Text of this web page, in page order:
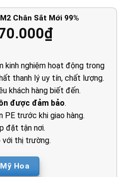
Chân Sắt Mới 99%
₫Giá
tại
là:
770.000₫.
kinh nghiệm hoạt động trong
thanh lý uy tín, chất lượng.
khách hàng biết đến.
được đảm bảo.
PE trước khi giao hàng.
đặt tận nơi.
với thị trường.
Hoa